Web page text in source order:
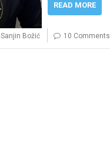
READ MORE
Sanjin Božić 10 Comments